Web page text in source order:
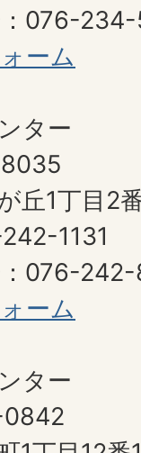
076-
ーム
ター
丘1丁目2
1131
076-
ーム
ター
0842